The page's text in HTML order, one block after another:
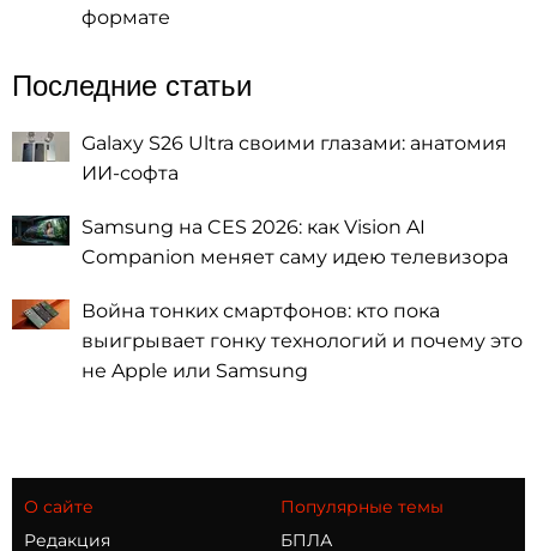
формате
Последние статьи
Galaxy S26 Ultra своими глазами: анатомия
ИИ-софта
Samsung на CES 2026: как Vision AI
Companion меняет саму идею телевизора
Война тонких смартфонов: кто пока
выигрывает гонку технологий и почему это
не Apple или Samsung
О сайте
Редакция
Популярные темы
БПЛА